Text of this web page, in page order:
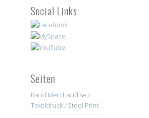
Social Links
Seiten
Band Merchandise /
Textildruck / Steel Print